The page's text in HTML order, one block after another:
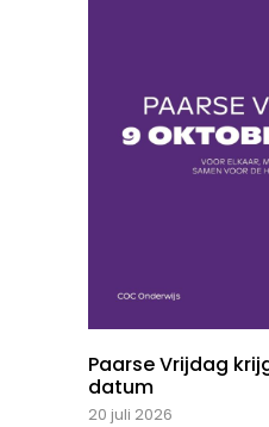
Paarse Vrijdag
datum
20 juli 2026